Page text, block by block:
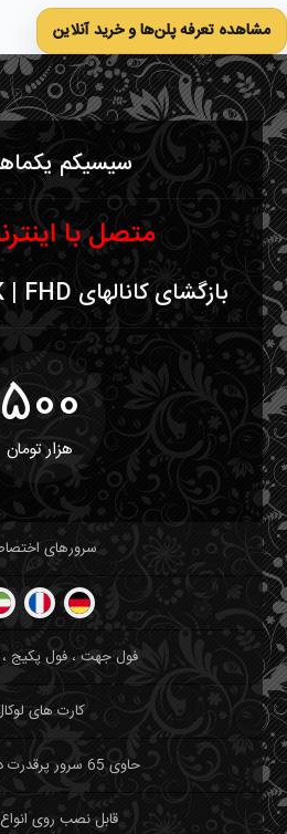
مشاهده تعرفه پلن‌ها و خرید آنلاین
سیسیکم
متصل با
بازگشای کانالهای 4K | FHD سیسیکم VIP
500
هزار تومان
سرورهای
فول جهت ، فول پکیج ،
کارت های
حاوی 65 سرور پرقدرت در سه لاین
قابل نصب روی